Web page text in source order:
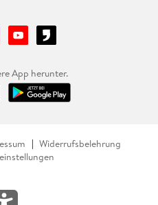
App herunter.
Widerrufsbelehrung